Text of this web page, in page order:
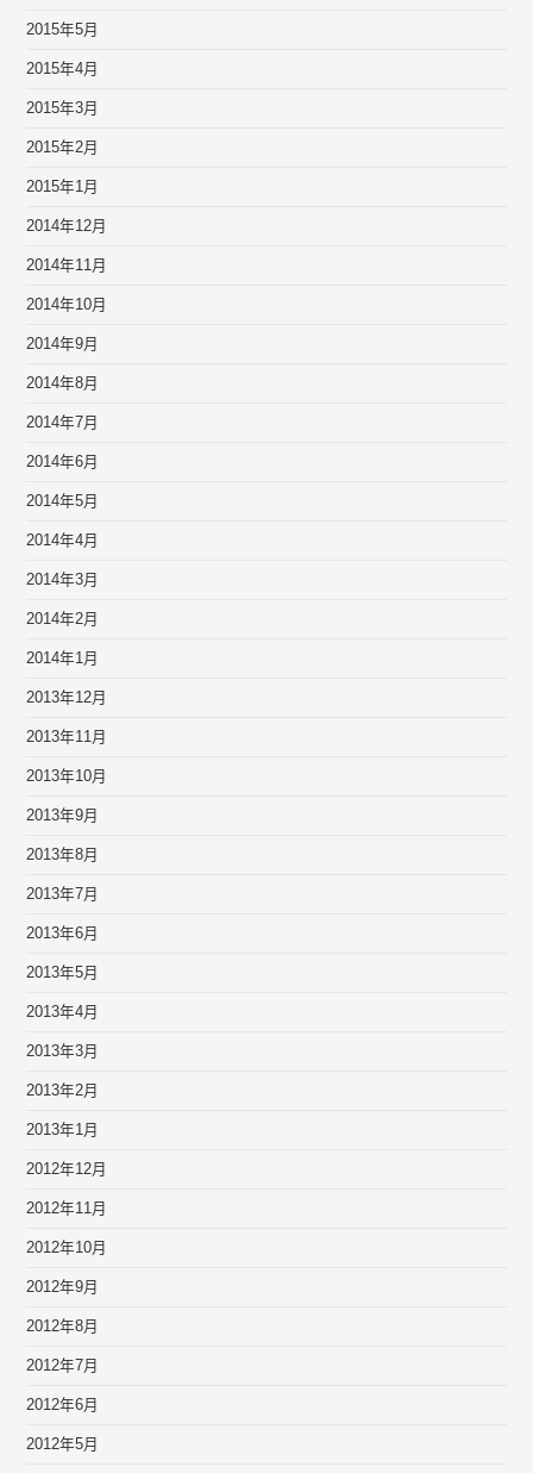
2015年5月
2015年4月
2015年3月
2015年2月
2015年1月
2014年12月
2014年11月
2014年10月
2014年9月
2014年8月
2014年7月
2014年6月
2014年5月
2014年4月
2014年3月
2014年2月
2014年1月
2013年12月
2013年11月
2013年10月
2013年9月
2013年8月
2013年7月
2013年6月
2013年5月
2013年4月
2013年3月
2013年2月
2013年1月
2012年12月
2012年11月
2012年10月
2012年9月
2012年8月
2012年7月
2012年6月
2012年5月